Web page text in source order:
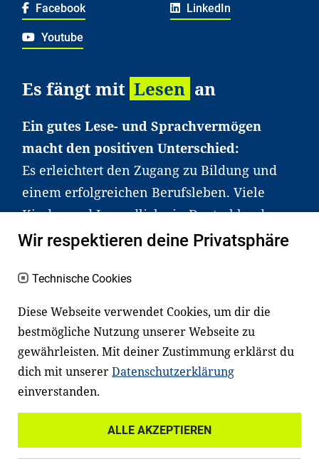
Facebook LinkedIn
Youtube
Es fängt mit Lesen an
Ein gutes Lese- und Sprachvermögen
macht den positiven Unterschied:
Es erleichtert den Zugang zu Bildung und
einem erfolgreichen Berufsleben. Viele
Kinder und Jugendliche in Deutschland
haben aber große Schwierigkeiten dabei.
an Familien sowie an Erzieher*innen,
Lehrer*innen und andere
Fachexpert*innen. Dafür arbeiten wir eng
mit Ministerien, wissenschaftlichen
Einrichtungen, Verbänden, Unternehmen
und anderen Stiftungen zusammen.
Wir respektieren deine Privatsphäre
Technische Cookies
Diese Webseite verwendet Cookies, um dir die
bestmögliche Nutzung unserer Webseite zu
gewährleisten. Mit deiner Zustimmung erklärst du
dich mit unsererDatenschutzerklärung
einverstanden.
ALLE AKZEPTIEREN